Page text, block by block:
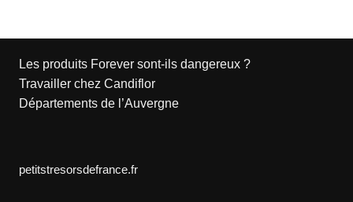
Les produits Forever sont-ils dangereux ?
Travailler chez Candiflor
Départements de l’Auvergne
petitstresorsdefrance.fr